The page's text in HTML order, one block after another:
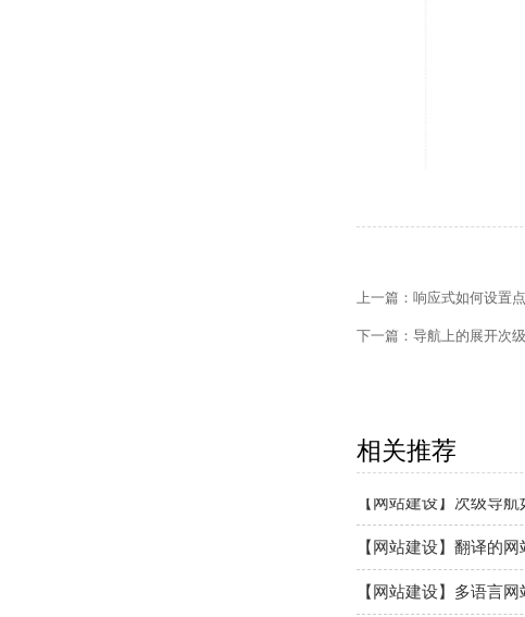
上一篇： 响应式如何设置
下一篇： 导航上的展开次
相关推荐
【网站建设】客户管理
【网站建设】次级导航
【网站建设】翻译的
【网站建设】多语言
【网站建设】前台UI